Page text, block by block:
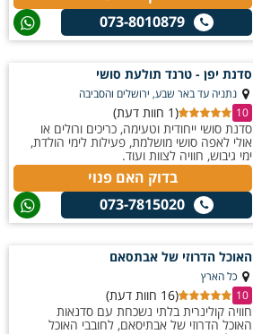
073-8010879
סדנת יפן - טרנד תולעת סושי
נתניה עד באר שבע, ירושלים והסביבה
10
(1 חוות דעת)
סדנת סושי ייחודית וטעימה, כריכים ורולים או
אולי לאפה סושי מושלמת, פעילות לימי הולדת,
ימי גיבוש, חוויה לצוות ועוד.
בדוק האם פנוי
073-7815020
האוכל הדרוזי של אבתסאם
כל הארץ
10
(16 חוות דעת)
חוויה קולינרית בלתי נשכחת עם סדנאות
האוכל הדרוזי של אבתיסאם, לחובבי האוכל